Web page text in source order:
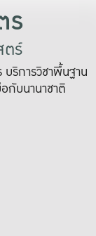
ร
ร์
ริการวิชาพื้นฐาน
กับนานาชาติ